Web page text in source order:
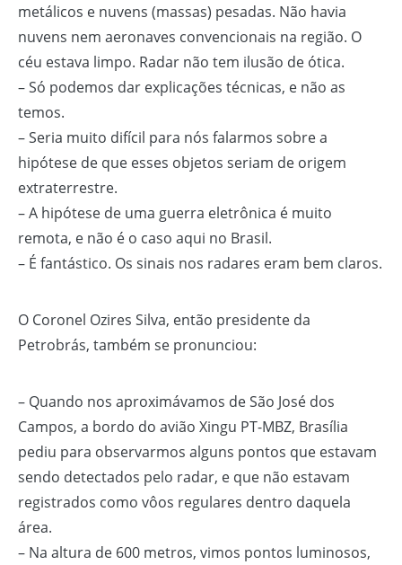
metálicos e nuvens (massas) pesadas. Não havia
nuvens nem aeronaves convencionais na região. O
céu estava limpo. Radar não tem ilusão de ótica.
– Só podemos dar explicações técnicas, e não as
temos.
– Seria muito difícil para nós falarmos sobre a
hipótese de que esses objetos seriam de origem
extraterrestre.
– A hipótese de uma guerra eletrônica é muito
remota, e não é o caso aqui no Brasil.
– É fantástico. Os sinais nos radares eram bem claros.
O Coronel Ozires Silva, então presidente da
Petrobrás, também se pronunciou:
– Quando nos aproximávamos de São José dos
Campos, a bordo do avião Xingu PT-MBZ, Brasília
pediu para observarmos alguns pontos que estavam
sendo detectados pelo radar, e que não estavam
registrados como vôos regulares dentro daquela
área.
– Na altura de 600 metros, vimos pontos luminosos,